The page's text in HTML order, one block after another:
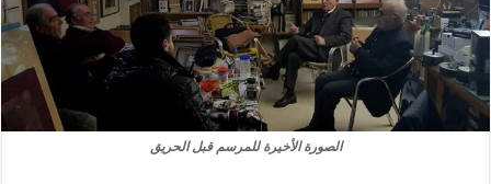
الصورة الأخيرة للمرسم قبل الحريق